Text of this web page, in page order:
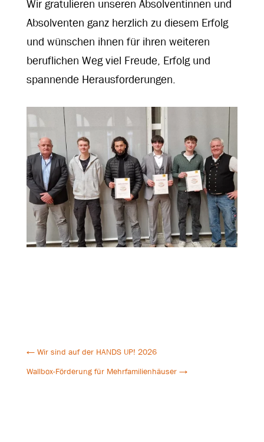
Wir gratulieren unseren Absolventinnen und
Absolventen ganz herzlich zu diesem Erfolg
und wünschen ihnen für ihren weiteren
beruflichen Weg viel Freude, Erfolg und
spannende Herausforderungen.
← Wir sind auf der HANDS UP! 2026
Wallbox-Förderung für Mehrfamilienhäuser→